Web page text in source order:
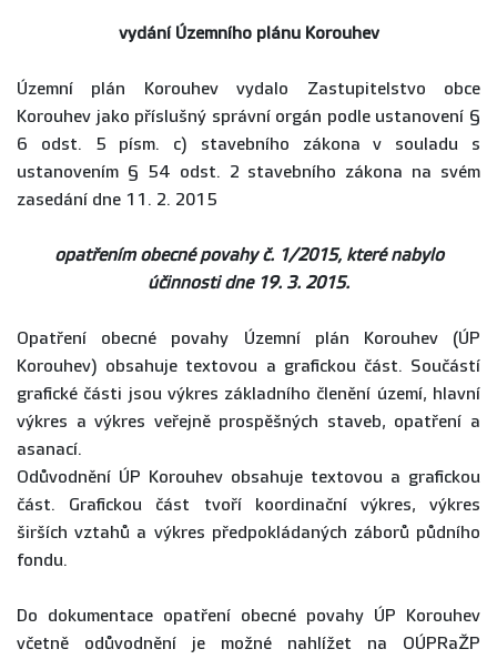
vydání Územního plánu Korouhev
Územní plán Korouhev vydalo Zastupitelstvo obce
Korouhev jako příslušný správní orgán podle ustanovení §
6 odst. 5 písm. c) stavebního zákona v souladu s
ustanovením § 54 odst. 2 stavebního zákona na svém
zasedání dne 11. 2. 2015
opatřením obecné povahy č. 1/2015, které nabylo
účinnosti dne 19. 3. 2015.
Opatření obecné povahy Územní plán Korouhev (ÚP
Korouhev) obsahuje textovou a grafickou část. Součástí
grafické části jsou výkres základního členění území, hlavní
výkres a výkres veřejně prospěšných staveb, opatření a
asanací.
Odůvodnění ÚP Korouhev obsahuje textovou a grafickou
část. Grafickou část tvoří koordinační výkres, výkres
širších vztahů a výkres předpokládaných záborů půdního
fondu.
Do dokumentace opatření obecné povahy ÚP Korouhev
včetně odůvodnění je možné nahlížet na OÚPRaŽP